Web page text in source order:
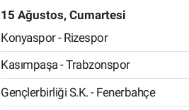
15 Ağustos, Cumartesi
Konyaspor - Rizespor
Kasımpaşa - Trabzonspor
Gençlerbirliği S.K. - Fenerbahçe